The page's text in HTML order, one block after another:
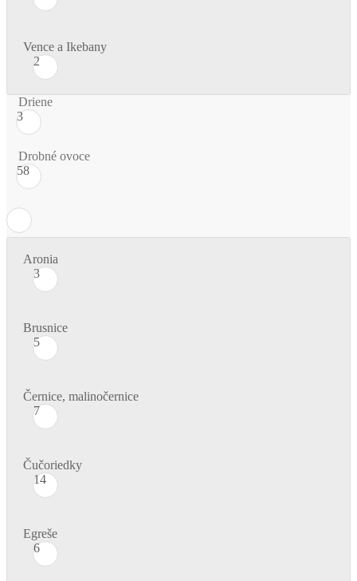
Vence a Ikebany
2
Driene
3
Drobné ovoce
58
Aronia
3
Brusnice
5
Černice, malinočernice
7
Čučoriedky
14
Egreše
6